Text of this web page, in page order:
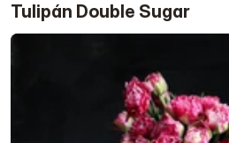
Tulipán Double Sugar